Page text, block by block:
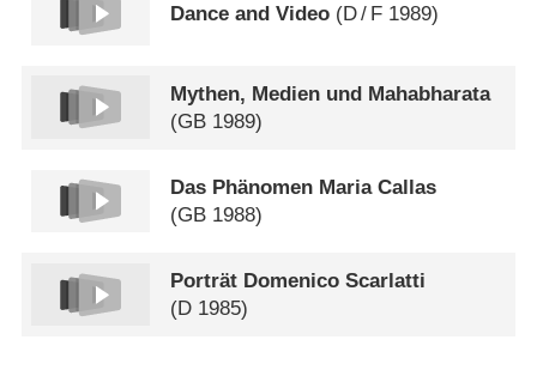
Dance and Video (D/ F 1989)
Mythen, Medien und Mahabharata
(GB 1989)
Das Phänomen Maria Callas
(GB 1988)
Porträt Domenico Scarlatti
(D 1985)